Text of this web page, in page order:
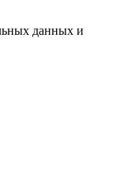
данных и